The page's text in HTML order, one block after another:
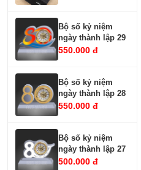
Bộ số kỷ niệm
ngày thành lập 29
550.000 đ
Bộ số kỷ niệm
ngày thành lập 28
550.000 đ
Bộ số kỷ niệm
ngày thành lập 27
500.000 đ